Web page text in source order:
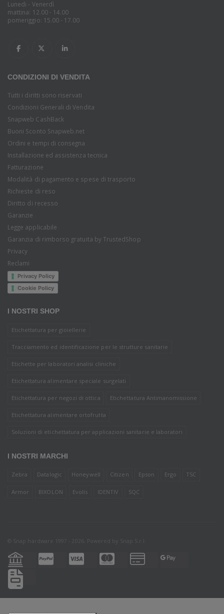
Lunedi - Venerdì
mattina: 12.00 - 14.00
pomeriggio: 15.00 - 17.00
CONDIZIONI DI VENDITA
Tutti i diritti sono riservati
Condizioni Generali di Vendita
Snapweb CashBack
Buoni Sconto Snapweb.net
Ordini e tempi di consegna
Installazione ed assistenza tecnica
Fatturazione
Modalità di pagamento e spese di trasporto
Richieste di reso
Diritto di recesso
Garanzie
Legge applicabile
Garanzia di rimborso gratuita by TrustedShop
Privacy
Reclami
Privacy Policy
Cookie Policy
I NOSTRI SHOP
Etichettatura per gioiellerie
Tracciamento ed identificazione per le strutture sanitarie
Etichette per laboratori analisi cliniche
Etichettatura alimentare speciale surgelati
Etichettatura per negozi di ottica Etichettatura Antimanomissione
Etichettatura alimentare ortofrutta
Soluzioni di etichettatura per applicazioni sanitarie e laboratori
I NOSTRI MARCHI
Zebra Datalogic Honeywell Citizen Epson Ergo TSC
Armor BIXOLON Evolis IDENTIV SQC
© Snap hardware 1997 - 2026. Powered by Snap S.r.l.